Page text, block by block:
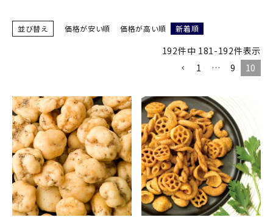
お酒別オススメ
お問い合わせ
ご利用ガイド
直営店
並び替え 価格が安い順 価格が高い順 新着順
192件中 181 -192件表示
1
… 9 10